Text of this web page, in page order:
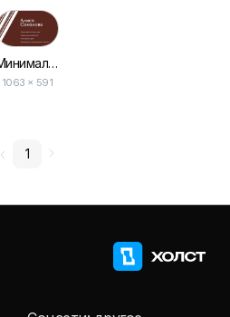
Минималистичная Визитка для Юриста в Красно-белом Исполнении
1063 × 591
1